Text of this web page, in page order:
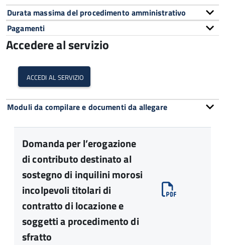
Durata massima del procedimento amministrativo
Pagamenti
Accedere al servizio
accedi al servizio
Moduli da compilare e documenti da allegare
Domanda per l’erogazione
di contributo destinato al
sostegno di inquilini morosi
incolpevoli titolari di
contratto di locazione e
soggetti a procedimento di
sfratto